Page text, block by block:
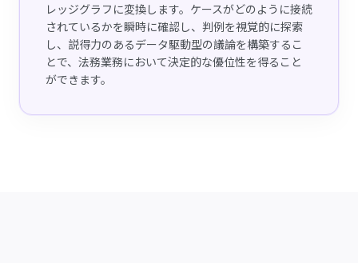
レッジグラフに変換します。ケースがどのように接続
されているかを瞬時に確認し、判例を視覚的に探索
し、説得力のあるデータ駆動型の議論を構築するこ
とで、法務業務において決定的な優位性を得ること
ができます。